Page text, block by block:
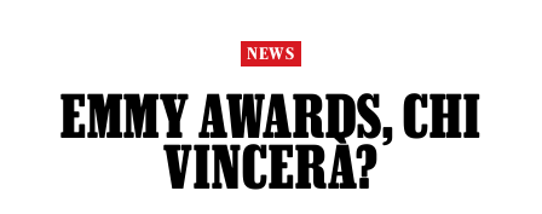
NEWS
EMMY AWARDS, CHI
VINCERÀ?